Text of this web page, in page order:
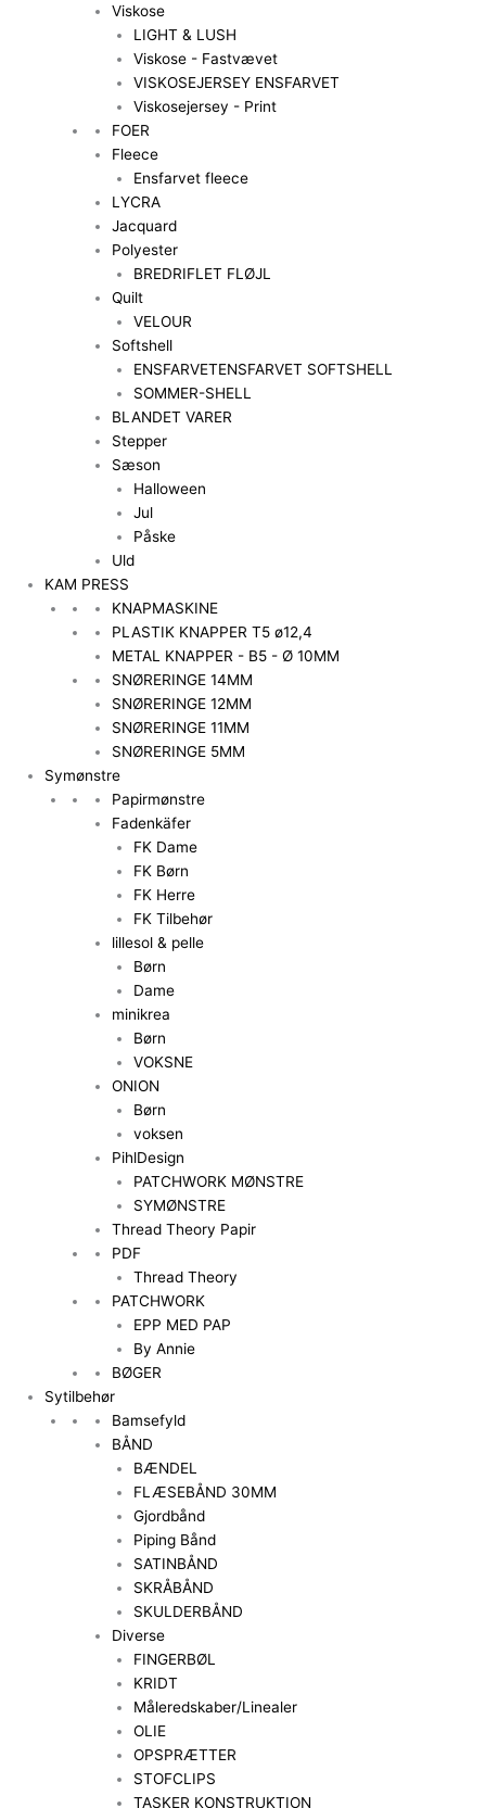
Viskose
LIGHT & LUSH
Viskose - Fastvævet
VISKOSEJERSEY ENSFARVET
Viskosejersey - Print
FOER
Fleece
Ensfarvet fleece
LYCRA
Jacquard
Polyester
BREDRIFLET FLØJL
Quilt
VELOUR
Softshell
ENSFARVETENSFARVET SOFTSHELL
SOMMER-SHELL
BLANDET VARER
Stepper
Sæson
Halloween
Jul
Påske
Uld
KAM PRESS
KNAPMASKINE
PLASTIK KNAPPER T5 ø12,4
METAL KNAPPER - B5 - Ø 10MM
SNØRERINGE 14MM
SNØRERINGE 12MM
SNØRERINGE 11MM
SNØRERINGE 5MM
Symønstre
Papirmønstre
Fadenkäfer
FK Dame
FK Børn
FK Herre
FK Tilbehør
lillesol & pelle
Børn
Dame
minikrea
Børn
VOKSNE
ONION
Børn
voksen
PihlDesign
PATCHWORK MØNSTRE
SYMØNSTRE
Thread Theory Papir
PDF
Thread Theory
PATCHWORK
EPP MED PAP
By Annie
BØGER
Sytilbehør
Bamsefyld
BÅND
BÆNDEL
FLÆSEBÅND 30MM
Gjordbånd
Piping Bånd
SATINBÅND
SKRÅBÅND
SKULDERBÅND
Diverse
FINGERBØL
KRIDT
Måleredskaber/Linealer
OLIE
OPSPRÆTTER
STOFCLIPS
TASKER KONSTRUKTION